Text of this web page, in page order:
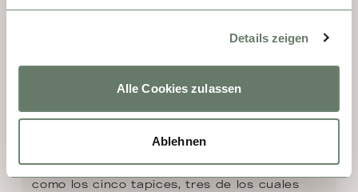
Details zeigen
Alle Cookies zulassen
Ablehnen
entre callejuelas estrechas y adoquines. Un
mientras conoce su historia podrá visitar
pequeñas tiendas y como imprescindible la
catedral, con obras de arte tan especiales
como los cinco tapices, tres de los cuales